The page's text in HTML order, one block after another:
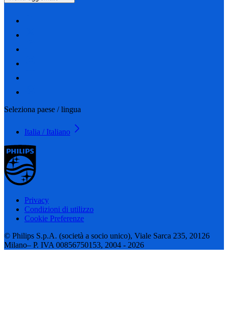
Seleziona paese / lingua
Italia / Italiano
Privacy
Condizioni di utilizzo
Cookie Preferenze
© Philips S.p.A. (società a socio unico), Viale Sarca 235, 20126
Milano– P. IVA 00856750153, 2004 - 2026